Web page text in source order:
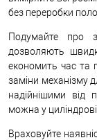
без переробки
Подумайте про
дозволяють
економить час та
заміни механізму
надійнішими від
можна у
Враховуйте